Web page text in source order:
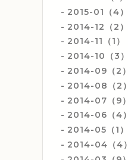
2015-01（4）
2014-12（2）
2014-11（1）
2014-10（3）
2014-09（2）
2014-08（2）
2014-07（9）
2014-06（4）
2014-05（1）
2014-04（4）